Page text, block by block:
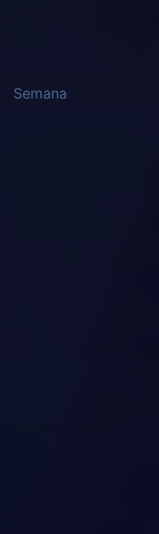
Semana